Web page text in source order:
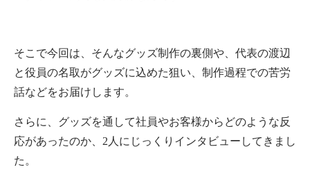
そこで今回は、そんなグッズ制作の裏側や、代表の渡辺
と役員の名取がグッズに込めた狙い、制作過程での苦労
話などをお届けします。
さらに、グッズを通して社員やお客様からどのような反
応があったのか、2人にじっくりインタビューしてきまし
た。